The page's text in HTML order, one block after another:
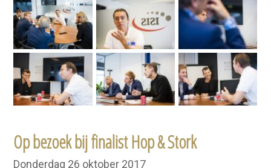
Op bezoek bij finalist Hop & Stork
Donderdag 26 oktober 2017